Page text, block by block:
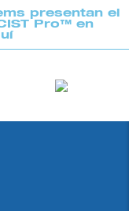
presentan el
Pro™ en